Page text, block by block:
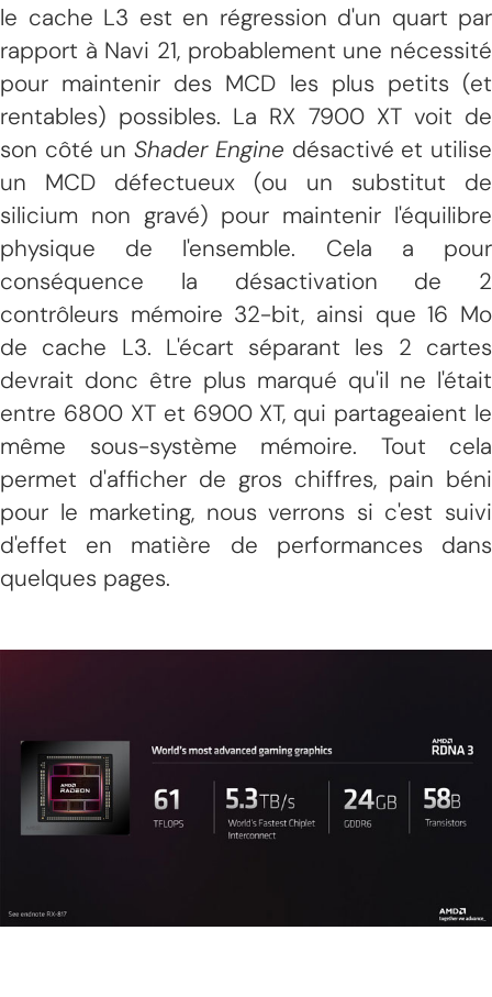
le cache L3 est en régression d'un quart par
rapport à Navi 21, probablement une nécessité
pour maintenir des MCD les plus petits (et
rentables) possibles. La RX 7900 XT voit de
son côté unShader Engine désactivé et utilise
un MCD défectueux (ou un substitut de
silicium non gravé) pour maintenir l'équilibre
physique de l'ensemble. Cela a pour
conséquence la désactivation de 2
contrôleurs mémoire 32-bit, ainsi que 16 Mo
de cache L3. L'écart séparant les 2 cartes
devrait donc être plus marqué qu'il ne l'était
entre 6800 XT et 6900 XT, qui partageaient le
même sous-système mémoire. Tout cela
permet d'afficher de gros chiffres, pain béni
pour le marketing, nous verrons si c'est suivi
d'effet en matière de performances dans
quelques pages.